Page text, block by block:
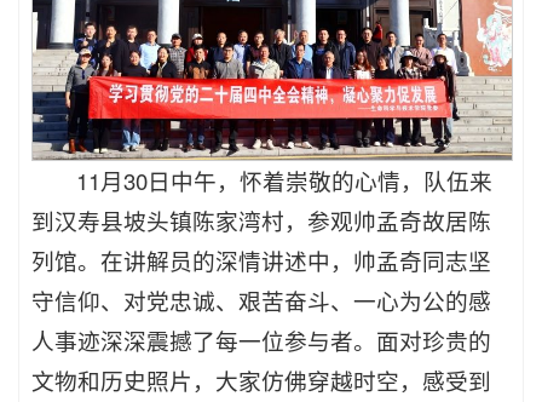
11月30日中午，怀着崇敬的心情，队伍来
到汉寿县坡头镇陈家湾村，参观帅孟奇故居陈
列馆。在讲解员的深情讲述中，帅孟奇同志坚
守信仰、对党忠诚、艰苦奋斗、一心为公的感
人事迹深深震撼了每一位参与者。面对珍贵的
文物和历史照片，大家仿佛穿越时空，感受到